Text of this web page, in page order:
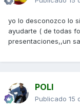
yo lo desconozco lo
ayudarte ( de todas
presentaciones,,un
POLI
Publicado 15